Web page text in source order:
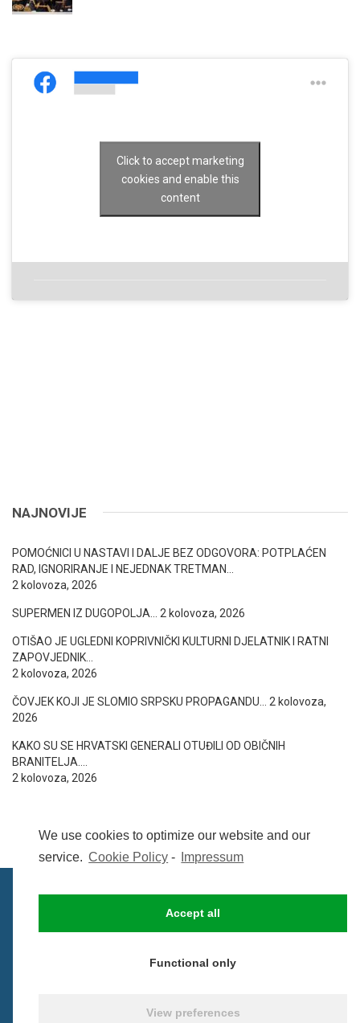
We use cookies to optimize our website and our
service. Cookie Policy - Impressum
Accept all
Functional only
View preferences
Click to accept marketing
cookies and enable this
content
NAJNOVIJE
POMOĆNICI U NASTAVI I DALJE BEZ ODGOVORA: POTPLAĆEN
RAD, IGNORIRANJE I NEJEDNAK TRETMAN…
2 kolovoza, 2026
SUPERMEN IZ DUGOPOLJA… 2 kolovoza, 2026
OTIŠAO JE UGLEDNI KOPRIVNIČKI KULTURNI DJELATNIK I RATNI
ZAPOVJEDNIK…
2 kolovoza, 2026
ČOVJEK KOJI JE SLOMIO SRPSKU PROPAGANDU…
2 kolovoza,
2026
KAKO SU SE HRVATSKI GENERALI OTUĐILI OD OBIČNIH
BRANITELJA….
2 kolovoza, 2026